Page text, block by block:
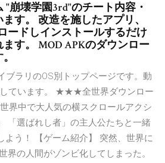
"崩壊学園3rd"のチート内容・
す。 改造を施したアプリ、
ードしインストールするだけ
す。 MOD APKのダウンロー
ブラリのOS別トップページです。動
しています。 ★★★全世界ダウンロー
界中で大人気の横スクロールアクシ
「選ばれし者」の主人公たちと一緒
よう！ 【ゲーム紹介】 突然、世界に
界の人間がゾンビ化してしまった。